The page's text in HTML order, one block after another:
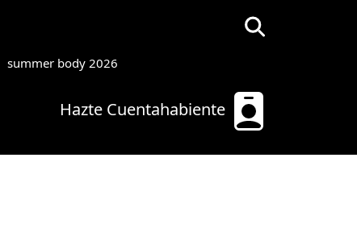
Hazte Cuentahabiente
summer body 2026